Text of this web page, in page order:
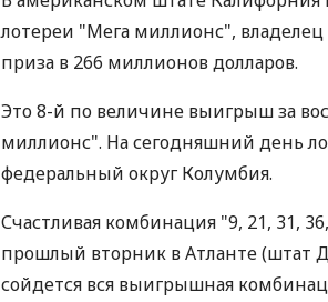
лотереи "Мега миллионс", владелец
приза в 266 миллионов долларов.
Это 8-й по величине выигрыш за
миллионс". На сегодняшний день
федеральный округ Колумбия.
Счастливая комбинация "9, 21, 31,
прошлый вторник в Атланте (штат
сойдется вся выигрышная